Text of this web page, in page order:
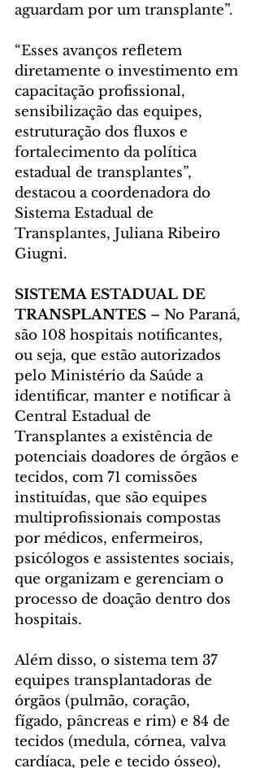
aguardam por um transplante”.
“Esses avanços refletem
diretamente o investimento em
capacitação profissional,
sensibilização das equipes,
estruturação dos fluxos e
fortalecimento da política
estadual de transplantes”,
destacou a coordenadora do
Sistema Estadual de
Transplantes, Juliana Ribeiro
Giugni.
SISTEMA ESTADUAL DE
TRANSPLANTES – No Paraná,
são 108 hospitais notificantes,
ou seja, que estão autorizados
pelo Ministério da Saúde a
identificar, manter e notificar à
Central Estadual de
Transplantes a existência de
potenciais doadores de órgãos e
tecidos, com 71 comissões
instituídas, que são equipes
multiprofissionais compostas
por médicos, enfermeiros,
psicólogos e assistentes sociais,
que organizam e gerenciam o
processo de doação dentro dos
hospitais.
Além disso, o sistema tem 37
equipes transplantadoras de
órgãos (pulmão, coração,
fígado, pâncreas e rim) e 84 de
tecidos (medula, córnea, valva
cardíaca, pele e tecido ósseo),